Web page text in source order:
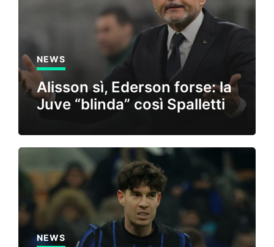
NEWS
Alisson sì, Ederson forse: la
Juve “blinda” così Spalletti
NEWS